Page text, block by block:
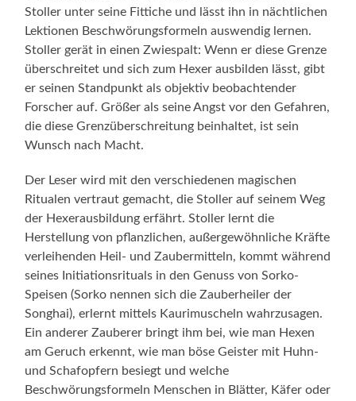
Stoller unter seine Fittiche und lässt ihn in nächtlichen
Lektionen Beschwörungsformeln auswendig lernen.
Stoller gerät in einen Zwiespalt: Wenn er diese Grenze
überschreitet und sich zum Hexer ausbilden lässt, gibt
er seinen Standpunkt als objektiv beobachtender
Forscher auf. Größer als seine Angst vor den Gefahren,
die diese Grenzüberschreitung beinhaltet, ist sein
Wunsch nach Macht.
Der Leser wird mit den verschiedenen magischen
Ritualen vertraut gemacht, die Stoller auf seinem Weg
der Hexerausbildung erfährt. Stoller lernt die
Herstellung von pflanzlichen, außergewöhnliche Kräfte
verleihenden Heil- und Zaubermitteln, kommt während
seines Initiationsrituals in den Genuss von Sorko-
Speisen (Sorko nennen sich die Zauberheiler der
Songhai), erlernt mittels Kaurimuscheln wahrzusagen.
Ein anderer Zauberer bringt ihm bei, wie man Hexen
am Geruch erkennt, wie man böse Geister mit Huhn-
und Schafopfern besiegt und welche
Beschwörungsformeln Menschen in Blätter, Käfer oder